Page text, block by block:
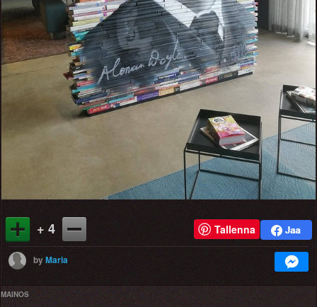
+ 4 Tallenna
byMaria
MAINOS